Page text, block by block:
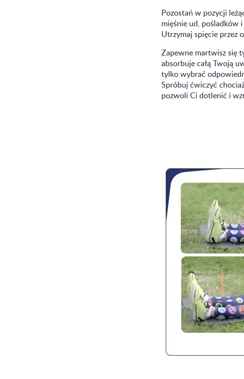
Pozostań w pozycji
mięśnie ud, pośladków
Utrzymaj spięcie przez
Zapewne martwisz się
absorbuje całą Twoją
tylko wybrać
Spróbuj ćwiczyć
pozwoli Ci dotlenić i